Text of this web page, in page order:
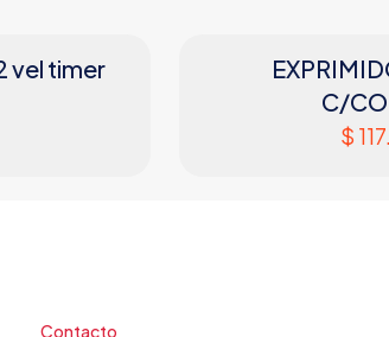
vel timer
C/
$
Contacto